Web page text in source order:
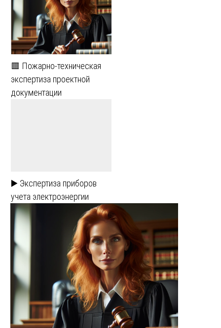
🟥 Пожарно-техническая
экспертиза проектной
документации
▶️ Экспертиза приборов
учета электроэнергии